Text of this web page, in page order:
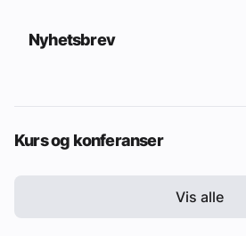
Nyhetsbrev
Kurs og konferanser
Vis alle